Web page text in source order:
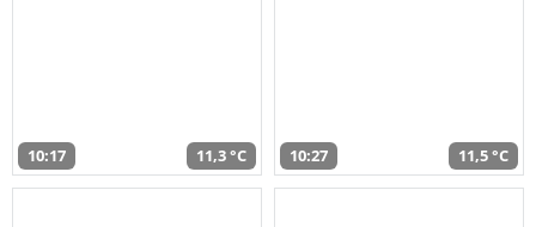
10:17 11,3 °C 10:27 11,5 °C